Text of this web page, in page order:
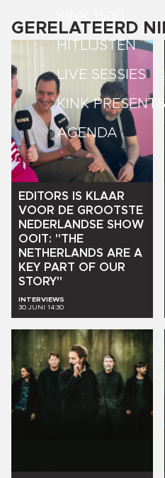
HITLIJSTEN
LIVE SESSIES
KINK PRESENTS
AGENDA
GERELATEERD
EDITORS IS KLAAR
VOOR DE GROOTSTE
NEDERLANDSE SHOW
OOIT: "THE
NETHERLANDS ARE A
KEY PART OF OUR
STORY"
INTERVIEWS
30 JUNI 14:30